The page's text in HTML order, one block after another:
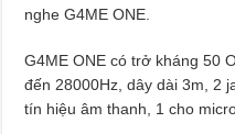
nghe G4ME ONE.
G4ME ONE có trở kháng 50
đến 28000Hz, dây dài 3m, 2
tín hiệu âm thanh, 1 cho